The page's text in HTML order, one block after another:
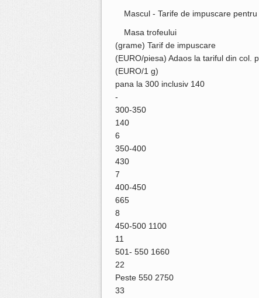
Mascul - Tarife de impuscare
Masa trofeului
(grame) Tarif de impuscare
(EURO/piesa) Adaos la tariful din col.
(EURO/1 g)
pana la 300 inclusiv 140
-
300-350
140
6
350-400
430
7
400-450
665
8
450-500 1100
11
501- 550 1660
22
Peste 550 2750
33